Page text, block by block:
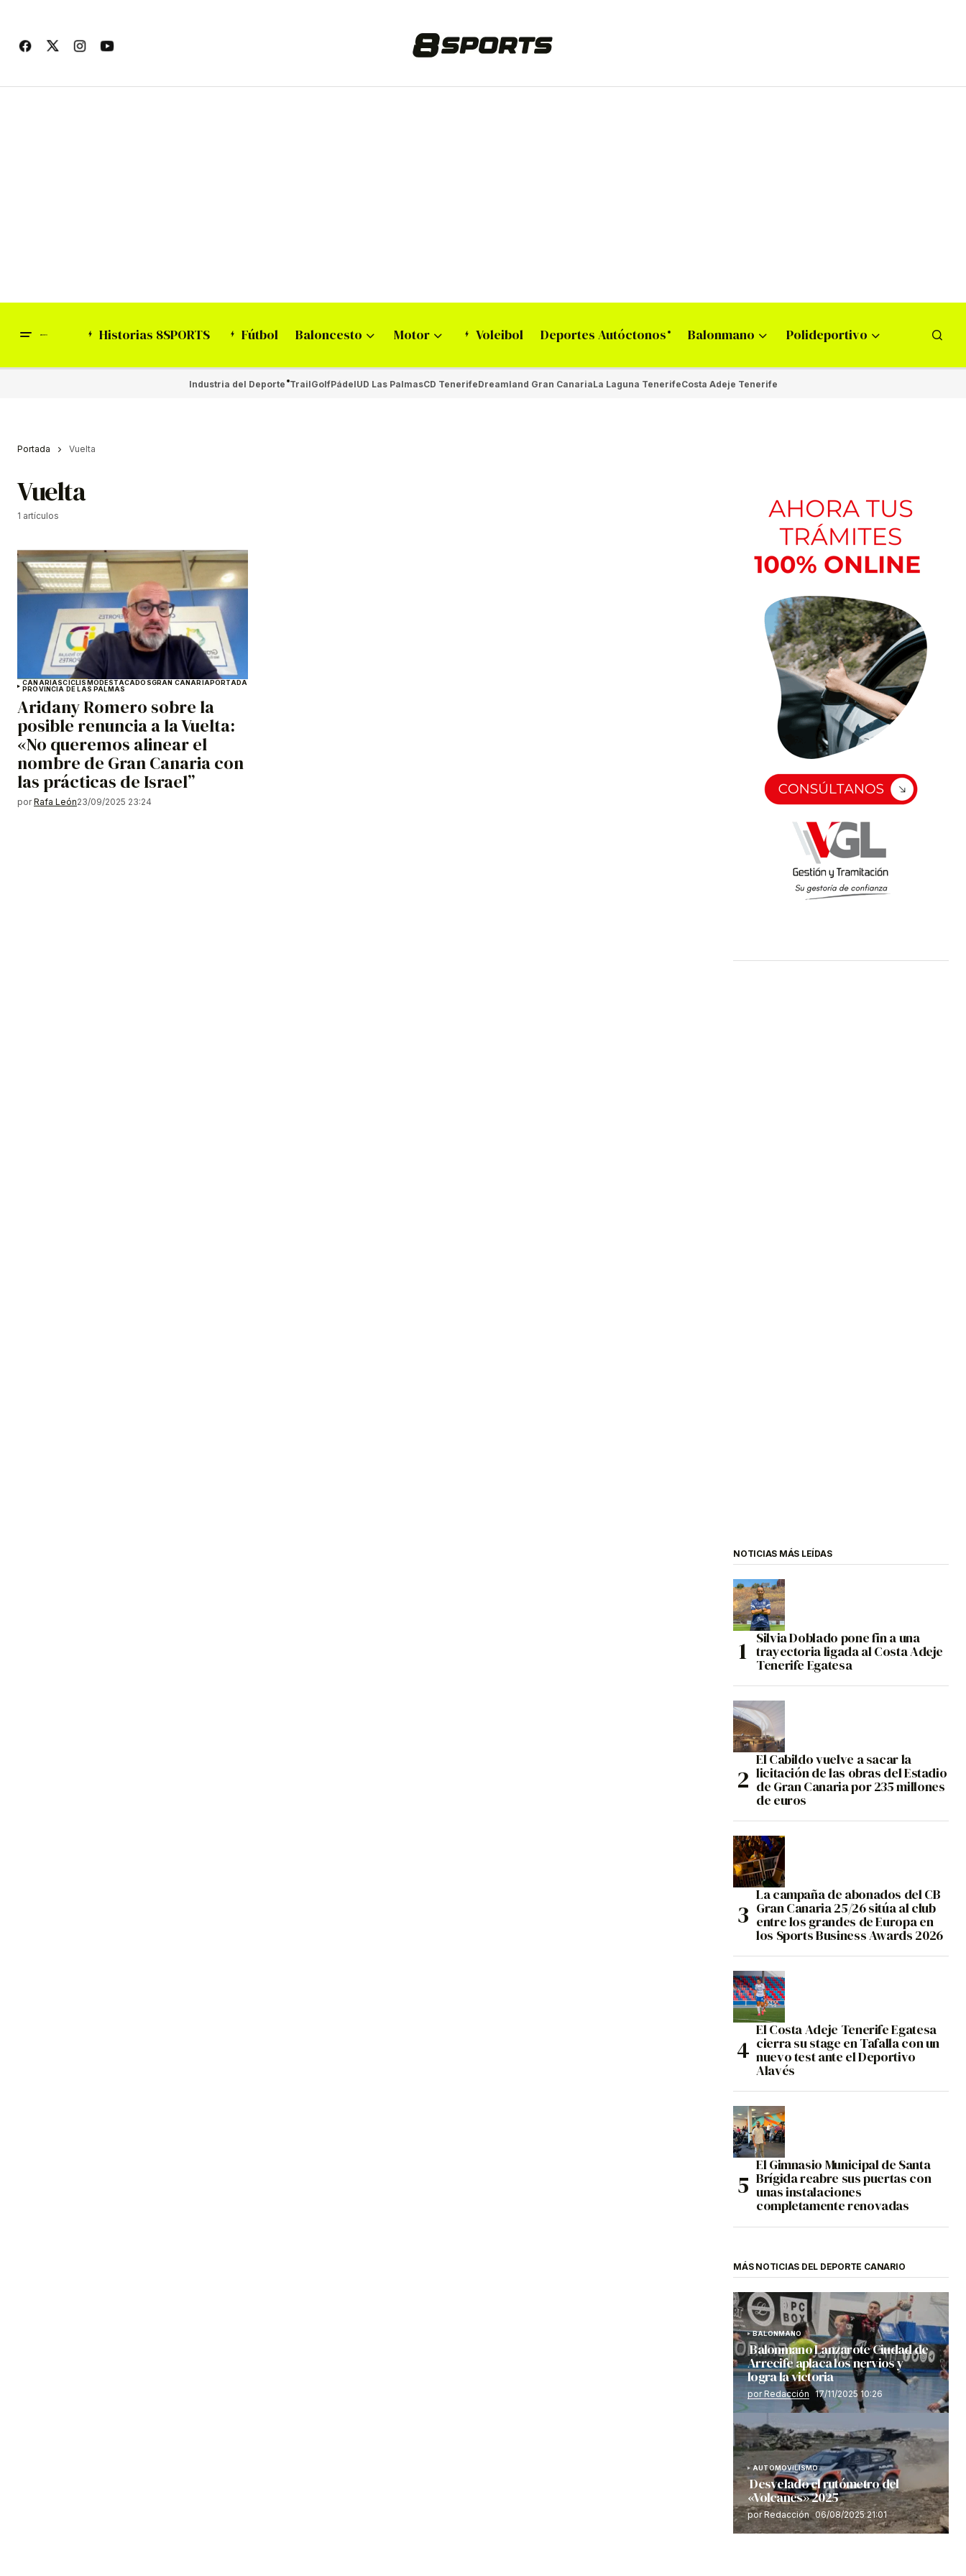
Historias 8SPORTS Fútbol Baloncesto Motor Voleibol Deportes Autóctonos Balonmano Polideportivo
Industria del Deporte TrailGolfPádelUD Las PalmasCD TenerifeDreamland Gran CanariaLa Laguna TenerifeCosta Adeje Tenerife
Portada Vuelta
Vuelta
1 artículos
CANARIASCICLISMODESTACADOSGRAN CANARIAPORTADA
PROVINCIA DE LAS PALMAS
Aridany Romero sobre la
posible renuncia a la Vuelta:
«No queremos alinear el
nombre de Gran Canaria con
las prácticas de Israel”
por Rafa León23/09/2025 23:24
NOTICIAS MÁS LEÍDAS
Silvia Doblado pone fin a una
trayectoria ligada al Costa Adeje
Tenerife Egatesa
El Cabildo vuelve a sacar la
licitación de las obras del Estadio
de Gran Canaria por 235 millones
de euros
La campaña de abonados del CB
Gran Canaria 25/26 sitúa al club
entre los grandes de Europa en
los Sports Business Awards 2026
El Costa Adeje Tenerife Egatesa
cierra su stage en Tafalla con un
nuevo test ante el Deportivo
Alavés
El Gimnasio Municipal de Santa
Brígida reabre sus puertas con
unas instalaciones
completamente renovadas
MÁS NOTICIAS DEL DEPORTE CANARIO
BALONMANO
Balonmano Lanzarote Ciudad de
Arrecife aplaca los nervios y
logra la victoria
por Redacción 17/11/2025 10:26
AUTOMOVILISMO
Desvelado el rutómetro del
«Volcanes» 2025
por Redacción 06/08/2025 21:01